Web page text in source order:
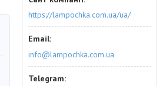
https://lampochka.com.ua/ua/
info@lampochka.com.ua